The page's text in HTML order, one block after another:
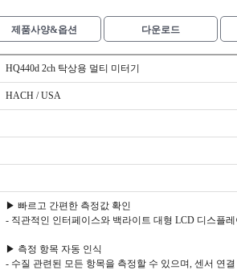
제품사양&옵션 다운로드
HQ440d 2ch 탁상용 멀티 미터기
HACH / USA
▶ 빠르고 간편한 측정값 확인
- 직관적인 인터페이스와 백라이트 대형 LCD 디스플
▶ 측정 항목 자동 인식
- 수질 관련된 모든 항목을 측정할 수 있으며, 센서 연